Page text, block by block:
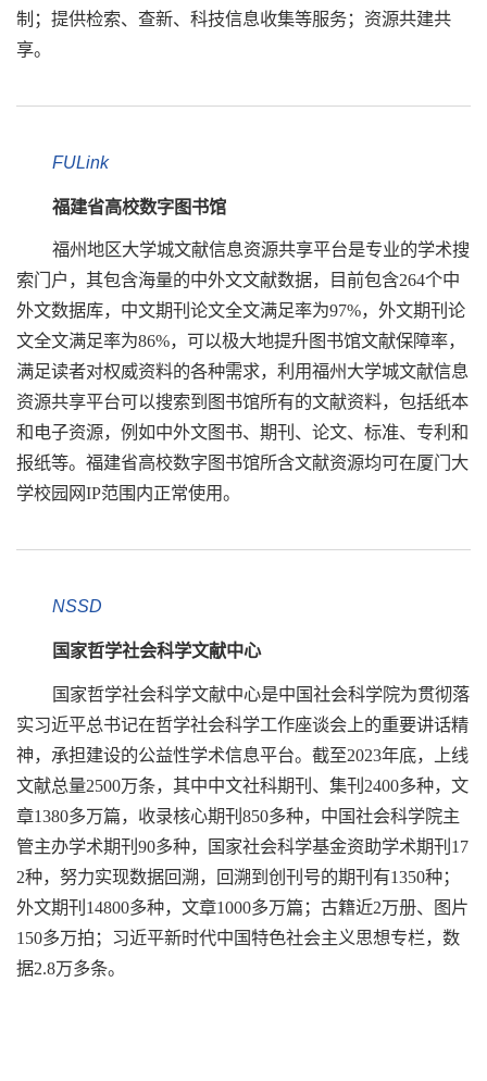
制；提供检索、查新、科技信息收集等服务；资源共建共
享。
FULink
福建省高校数字图书馆
福州地区大学城文献信息资源共享平台是专业的学术搜
索门户，其包含海量的中外文文献数据，目前包含264个中
外文数据库，中文期刊论文全文满足率为97%，外文期刊论
文全文满足率为86%，可以极大地提升图书馆文献保障率，
满足读者对权威资料的各种需求，利用福州大学城文献信息
资源共享平台可以搜索到图书馆所有的文献资料，包括纸本
和电子资源，例如中外文图书、期刊、论文、标准、专利和
报纸等。福建省高校数字图书馆所含文献资源均可在厦门大
学校园网IP范围内正常使用。
NSSD
国家哲学社会科学文献中心
国家哲学社会科学文献中心是中国社会科学院为贯彻落
实习近平总书记在哲学社会科学工作座谈会上的重要讲话精
神，承担建设的公益性学术信息平台。截至2023年底，上线
文献总量2500万条，其中中文社科期刊、集刊2400多种，文
章1380多万篇，收录核心期刊850多种，中国社会科学院主
管主办学术期刊90多种，国家社会科学基金资助学术期刊17
2种，努力实现数据回溯，回溯到创刊号的期刊有1350种；
外文期刊14800多种，文章1000多万篇；古籍近2万册、图片
150多万拍；习近平新时代中国特色社会主义思想专栏，数
据2.8万多条。